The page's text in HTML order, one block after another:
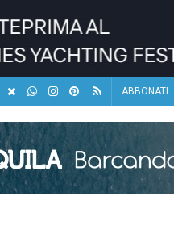
ABBONATI